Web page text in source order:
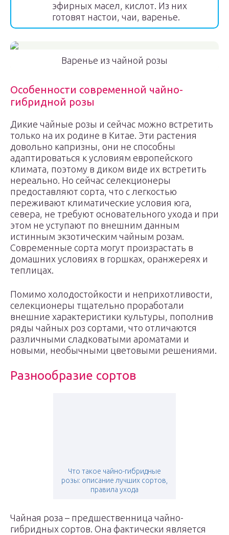
эфирных масел, кислот. Из них
готовят настои, чаи, варенье.
Варенье из чайной розы
Особенности современной чайно-
гибридной розы
Дикие чайные розы и сейчас можно встретить
только на их родине в Китае. Эти растения
довольно капризны, они не способны
адаптироваться к условиям европейского
климата, поэтому в диком виде их встретить
нереально. Но сейчас селекционеры
предоставляют сорта, что с легкостью
переживают климатические условия юга,
севера, не требуют основательного ухода и при
этом не уступают по внешним данным
истинным экзотическим чайным розам.
Современные сорта могут произрастать в
домашних условиях в горшках, оранжереях и
теплицах.
Помимо холодостойкости и неприхотливости,
селекционеры тщательно проработали
внешние характеристики культуры, пополнив
ряды чайных роз сортами, что отличаются
различными сладковатыми ароматами и
новыми, необычными цветовыми решениями.
Разнообразие сортов
Что такое чайно-гибридные
розы: описание лучших сортов,
правила ухода
Чайная роза – предшественница чайно-
гибридных сортов. Она фактически является